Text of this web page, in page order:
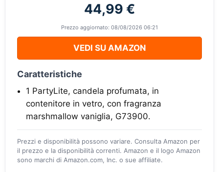
44,99 €
Prezzo aggiornato: 08/08/2026 06:21
VEDI SU AMAZON
Caratteristiche
1 PartyLite, candela profumata, in
contenitore in vetro, con fragranza
marshmallow vaniglia, G73900.
Prezzi e disponibilità possono variare. Consulta Amazon per
il prezzo e la disponibilità correnti. Amazon e il logo Amazon
sono marchi di Amazon.com, Inc. o sue affiliate.